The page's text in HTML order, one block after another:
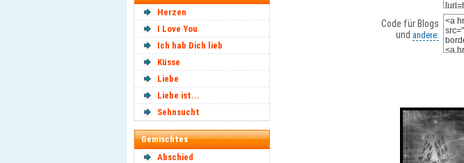
Herzen
I Love You
Ich hab Dich lieb
Küsse
Liebe
Liebe ist...
Sehnsucht
Gemischtes
Abschied
Code für Blogs
und andere: